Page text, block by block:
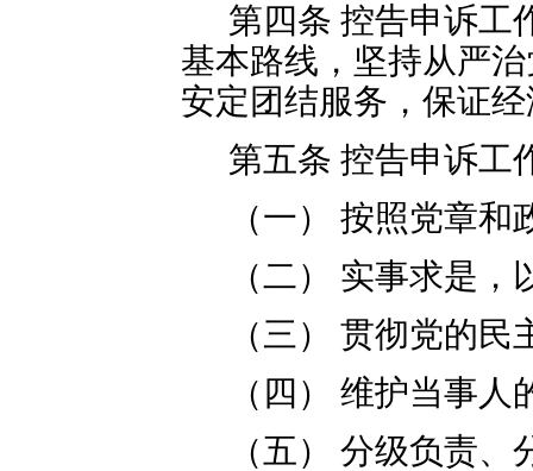
第四条 控告申诉工
基本路线，坚持从严
安定团结服务，保证
第五条 控告申诉工
（一） 按照党章
（二） 实事求是
（三） 贯彻党的民
（四） 维护当事人
（五） 分级负责